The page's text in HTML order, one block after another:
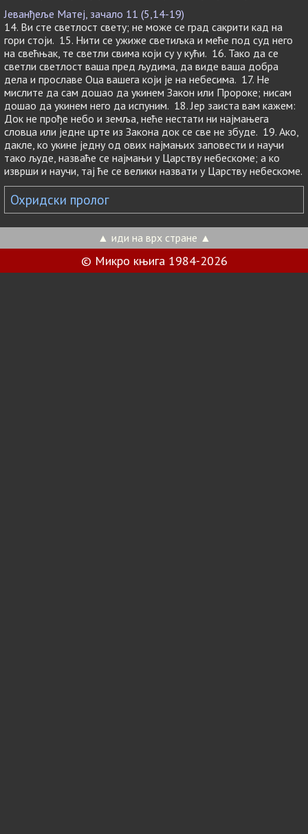
Јеванђеље Матеј, зачало 11 (5,14-19)
14. Ви сте светлост свету; не може се град сакрити кад на
гори стоји. 15. Нити се ужиже светиљка и меће под суд него
на свећњак, те светли свима који су у кући. 16. Тако да се
светли светлост ваша пред људима, да виде ваша добра
дела и прославе Оца вашeга који је на небесима. 17. Не
мислите да сам дошао да укинем Закон или Пророке; нисам
дошао да укинем него да испуним. 18. Јер заиста вам кажем:
Док не прође небо и земља, неће нестати ни најмањега
словца или једне црте из Закона док се све не збуде. 19. Ако,
дакле, ко укине једну од ових најмањих заповести и научи
тако људе, назваће се најмањи у Царству небескоме; а ко
изврши и научи, тај ће се велики назвати у Царству небескоме.
Охридски пролог
▲ иди на врх стране ▲
© Микро књига 1984-2026